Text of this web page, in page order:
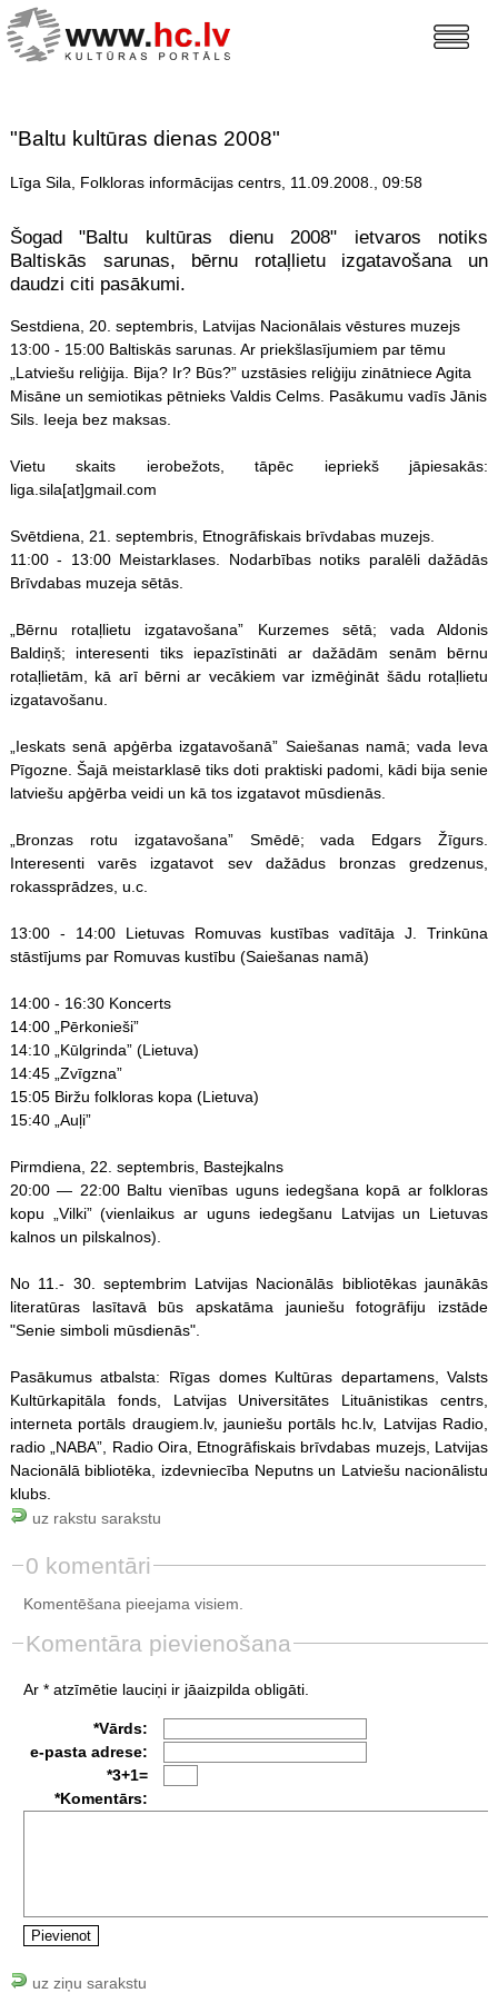
"Baltu kultūras dienas 2008"
Līga Sila, Folkloras informācijas centrs, 11.09.2008., 09:58
Šogad "Baltu kultūras dienu 2008" ietvaros notiks
Baltiskās sarunas, bērnu rotaļlietu izgatavošana un
daudzi citi pasākumi.
Sestdiena, 20. septembris, Latvijas Nacionālais vēstures muzejs
13:00 - 15:00 Baltiskās sarunas. Ar priekšlasījumiem par tēmu
„Latviešu reliģija. Bija? Ir? Būs?” uzstāsies reliģiju zinātniece Agita
Misāne un semiotikas pētnieks Valdis Celms. Pasākumu vadīs Jānis
Sils. Ieeja bez maksas.
Vietu skaits ierobežots, tāpēc iepriekš jāpiesakās:
liga.sila[at]gmail.com
Svētdiena, 21. septembris, Etnogrāfiskais brīvdabas muzejs.
11:00 - 13:00 Meistarklases. Nodarbības notiks paralēli dažādās
Brīvdabas muzeja sētās.
„Bērnu rotaļlietu izgatavošana” Kurzemes sētā; vada Aldonis
Baldiņš; interesenti tiks iepazīstināti ar dažādām senām bērnu
rotaļlietām, kā arī bērni ar vecākiem var izmēģināt šādu rotaļlietu
izgatavošanu.
„Ieskats senā apģērba izgatavošanā” Saiešanas namā; vada Ieva
Pīgozne. Šajā meistarklasē tiks doti praktiski padomi, kādi bija senie
latviešu apģērba veidi un kā tos izgatavot mūsdienās.
„Bronzas rotu izgatavošana” Smēdē; vada Edgars Žīgurs.
Interesenti varēs izgatavot sev dažādus bronzas gredzenus,
rokassprādzes, u.c.
13:00 - 14:00 Lietuvas Romuvas kustības vadītāja J. Trinkūna
stāstījums par Romuvas kustību (Saiešanas namā)
14:00 - 16:30 Koncerts
14:00 „Pērkonieši”
14:10 „Kūlgrinda” (Lietuva)
14:45 „Zvīgzna”
15:05 Biržu folkloras kopa (Lietuva)
15:40 „Auļi”
Pirmdiena, 22. septembris, Bastejkalns
20:00 — 22:00 Baltu vienības uguns iedegšana kopā ar folkloras
kopu „Vilki” (vienlaikus ar uguns iedegšanu Latvijas un Lietuvas
kalnos un pilskalnos).
No 11.- 30. septembrim Latvijas Nacionālās bibliotēkas jaunākās
literatūras lasītavā būs apskatāma jauniešu fotogrāfiju izstāde
"Senie simboli mūsdienās".
Pasākumus atbalsta: Rīgas domes Kultūras departamens, Valsts
Kultūrkapitāla fonds, Latvijas Universitātes Lituānistikas centrs,
interneta portāls draugiem.lv, jauniešu portāls hc.lv, Latvijas Radio,
radio „NABA”, Radio Oira, Etnogrāfiskais brīvdabas muzejs, Latvijas
Nacionālā bibliotēka, izdevniecība Neputns un Latviešu nacionālistu
klubs.
uz rakstu sarakstu
0 komentāri
Komentēšana pieejama visiem.
Komentāra pievienošana
Ar * atzīmētie lauciņi ir jāaizpilda obligāti.
*Vārds:
e-pasta adrese:
*3+1=
*Komentārs:
uz ziņu sarakstu